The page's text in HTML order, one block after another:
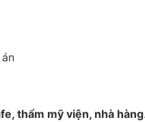
thẩm mỹ viện, nhà hàng